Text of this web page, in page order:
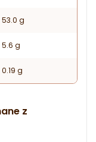
53.0 g
5.6 g
0.19 g
z